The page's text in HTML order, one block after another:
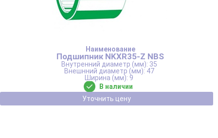
Подшипник NKXR35-Z NBS
35
47
9
В наличии
Уточнить цену